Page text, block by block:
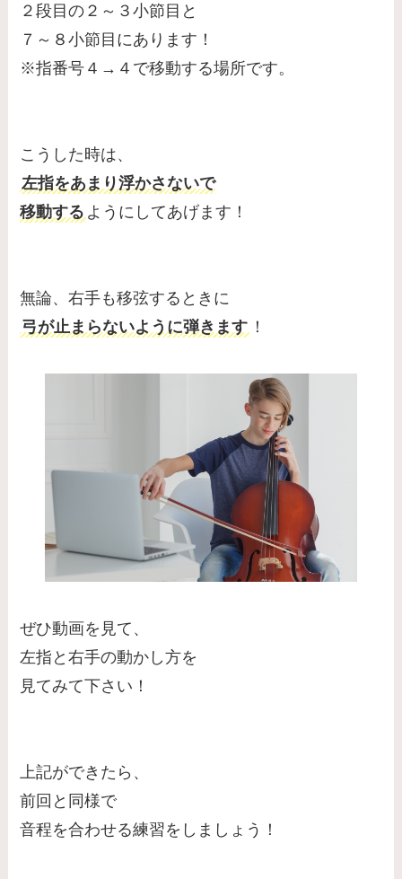
２段目の２～３小節目と
７～８小節目にあります！
※指番号４→４で移動する場所です。
こうした時は、
左指をあまり浮かさないで
移動する ようにしてあげます！
無論、右手も移弦するときに
弓が止まらないように弾きます ！
ぜひ動画を見て、
左指と右手の動かし方を
見てみて下さい！
上記ができたら、
前回と同様で
音程を合わせる練習をしましょう！